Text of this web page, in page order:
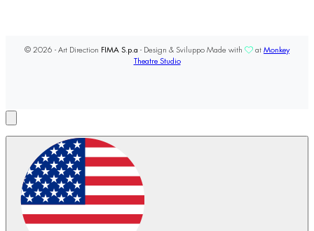
© 2026 - Art Direction FIMA S.p.a - Design & Sviluppo Made with at Monkey
Theatre Studio